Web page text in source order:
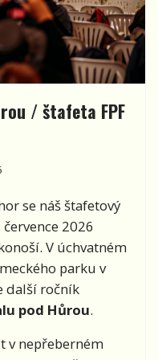
/ štafeta FPF
se náš štafetový
2026
V úchvatném
parku v
další ročník
pod Hůrou.
v nepřeberném